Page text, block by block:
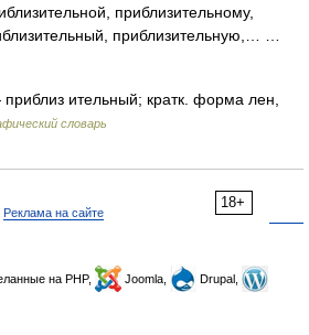
приблизительному,
приблизительную,… …
ительный; кратк. форма лен,
словарь
18+
Реклама на сайте
на PHP, Joomla,
Drupal,